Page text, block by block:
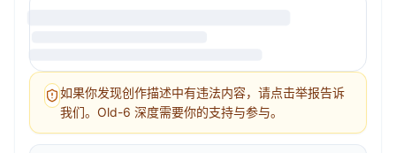
如果你发现创作描述中有违法内容，请点击举报告诉
我们。Old-6 深度需要你的支持与参与。